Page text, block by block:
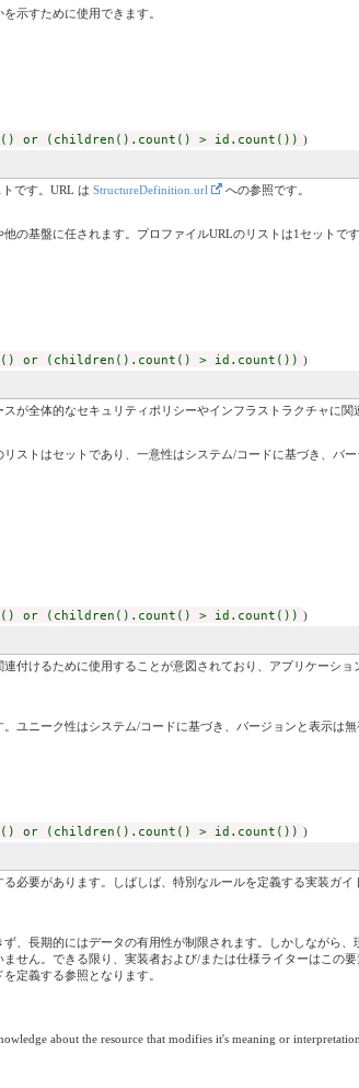
示すために使用できます。
or (children().count() > id.count()) )
です。URL は StructureDefinition.url
への参照です。
の基盤に任されます。プロファイルURLのリストは1セットです
or (children().count() > id.count()) )
が全体的なセキュリティポリシーやインフラストラクチャに関
トはセットであり、一意性はシステム/コードに基づき、バー
or (children().count() > id.count()) )
付けるために使用することが意図されており、アプリケーシ
ユニーク性はシステム/コードに基づき、バージョンと表示は無
or (children().count() > id.count()) )
必要があります。しばしば、特別なルールを定義する実装ガ
、長期的にはデータの有用性が制限されます。しかしながら
せん。できる限り、実装者および/または仕様ライターはこの
定義する参照となります。
about the resource that modifies it's meaning or interpretation